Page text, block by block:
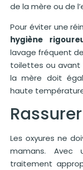
de la mère ou de
Pour éviter une
hygiène
lavage fréquent
toilettes ou avant
la mère doit
haute
Les oxyures ne
mamans. Avec
traitement